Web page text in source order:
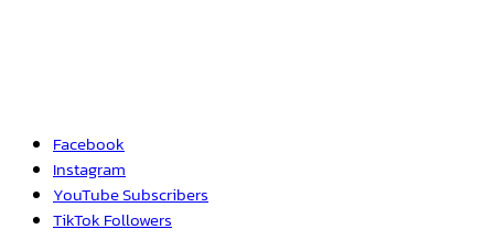
Facebook
Instagram
YouTubeSubscribers
TikTok Followers